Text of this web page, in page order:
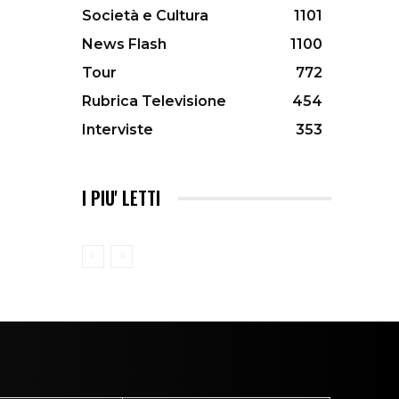
Società e Cultura
1101
News Flash
1100
Tour
772
Rubrica Televisione
454
Interviste
353
I PIU' LETTI